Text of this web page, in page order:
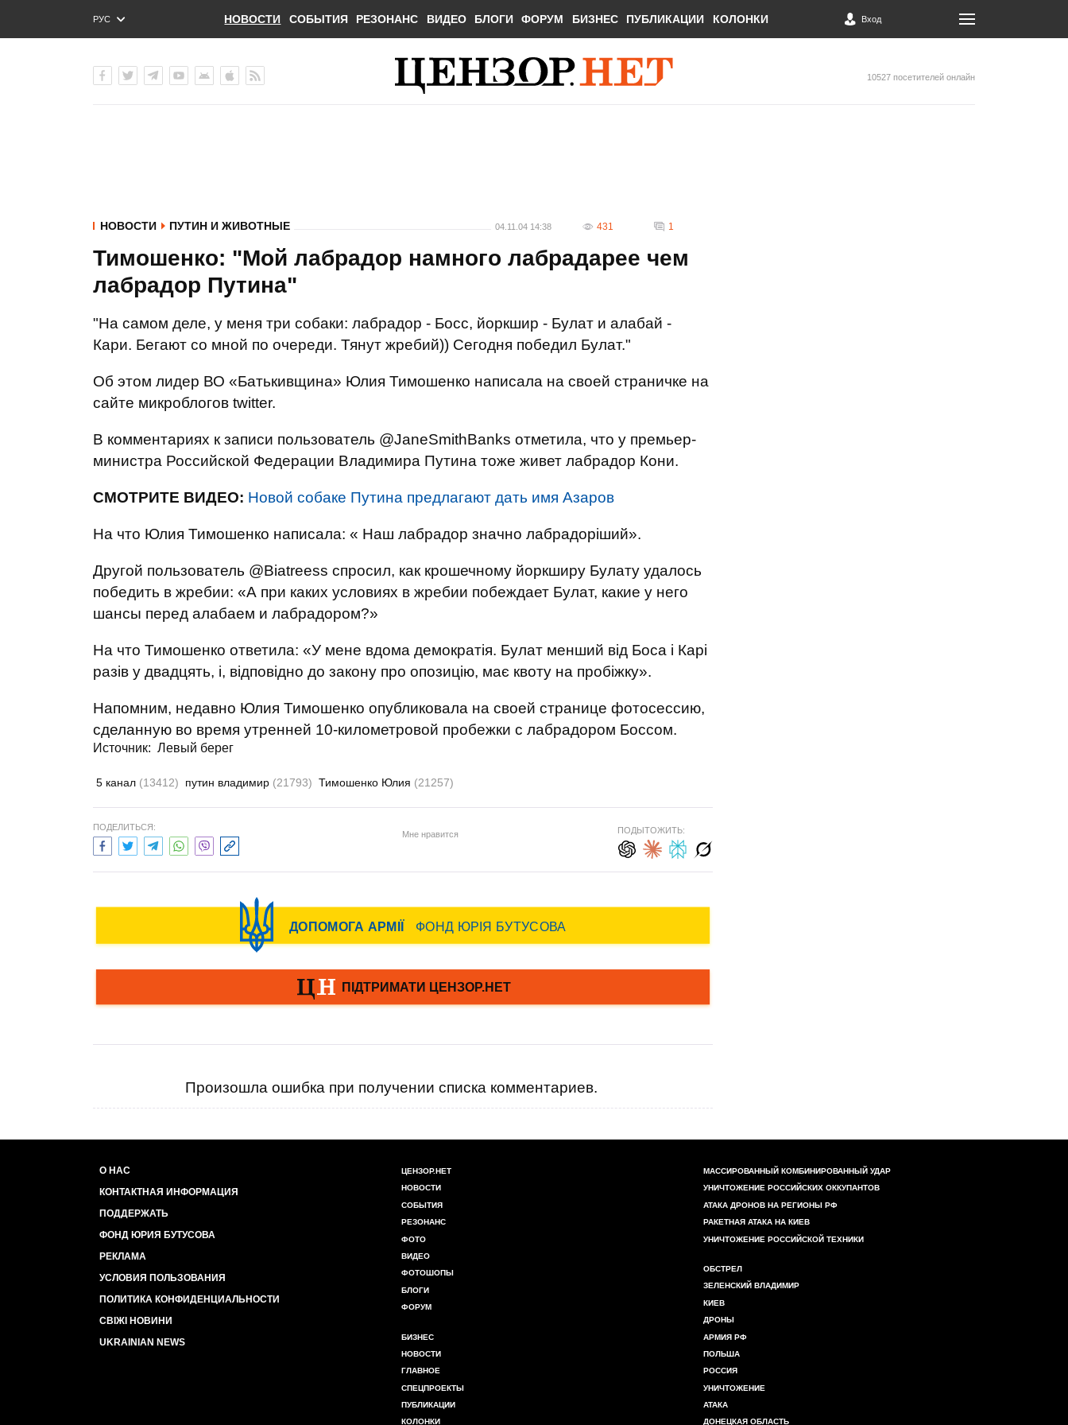
РУС
ENG
НОВОСТИ СОБЫТИЯ РЕЗОНАНС ВИДЕО БЛОГИ ФОРУМ БИЗНЕС ПУБЛИКАЦИИ КОЛОНКИ Вход
10527 посетителей онлайн
НОВОСТИ ПУТИН И ЖИВОТНЫЕ 04.11.04 14:38 431 1
Тимошенко: "Мой лабрадор намного лабрадарее чем
лабрадор Путина"
"На самом деле, у меня три собаки: лабрадор - Босс, йоркшир - Булат и алабай -
Кари. Бегают со мной по очереди. Тянут жребий)) Сегодня победил Булат."
Об этом лидер ВО «Батькивщина» Юлия Тимошенко написала на своей страничке на
сайте микроблогов twitter.
В комментариях к записи пользователь @JaneSmithBanks отметила, что у премьер-
министра Российской Федерации Владимира Путина тоже живет лабрадор Кони.
СМОТРИТЕ ВИДЕО: Новой собаке Путина предлагают дать имя Азаров
На что Юлия Тимошенко написала: « Наш лабрадор значно лабрадоріший».
Другой пользователь @Biatreess спросил, как крошечному йоркширу Булату удалось
победить в жребии: «А при каких условиях в жребии побеждает Булат, какие у него
шансы перед алабаем и лабрадором?»
На что Тимошенко ответила: «У мене вдома демократія. Булат менший від Боса і Карі
разів у двадцять, і, відповідно до закону про опозицію, має квоту на пробіжку».
Напомним, недавно Юлия Тимошенко опубликовала на своей странице фотосессию,
сделанную во время утренней 10-километровой пробежки с лабрадором Боссом.
Источник: Левый берег
5 канал (13412) путин владимир (21793) Тимошенко Юлия (21257)
ПОДЕЛИТЬСЯ:
Мне нравится ПОДЫТОЖИТЬ:
Произошла ошибка при получении списка комментариев.
О НАС
КОНТАКТНАЯ ИНФОРМАЦИЯ
ПОДДЕРЖАТЬ
ФОНД ЮРИЯ БУТУСОВА
РЕКЛАМА
УСЛОВИЯ ПОЛЬЗОВАНИЯ
ПОЛИТИКА КОНФИДЕНЦИАЛЬНОСТИ
СВІЖІ НОВИНИ
UKRAINIAN NEWS
ЦЕНЗОР.НЕТ
НОВОСТИ
СОБЫТИЯ
РЕЗОНАНС
ФОТО
ВИДЕО
ФОТОШОПЫ
БЛОГИ
ФОРУМ
БИЗНЕС
НОВОСТИ
ГЛАВНОЕ
СПЕЦПРОЕКТЫ
ПУБЛИКАЦИИ
КОЛОНКИ
МАССИРОВАННЫЙ КОМБИНИРОВАННЫЙ УДАР
УНИЧТОЖЕНИЕ РОССИЙСКИХ ОККУПАНТОВ
АТАКА ДРОНОВ НА РЕГИОНЫ РФ
РАКЕТНАЯ АТАКА НА КИЕВ
УНИЧТОЖЕНИЕ РОССИЙСКОЙ ТЕХНИКИ
ОБСТРЕЛ
ЗЕЛЕНСКИЙ ВЛАДИМИР
КИЕВ
ДРОНЫ
АРМИЯ РФ
ПОЛЬША
РОССИЯ
УНИЧТОЖЕНИЕ
АТАКА
ДОНЕЦКАЯ ОБЛАСТЬ